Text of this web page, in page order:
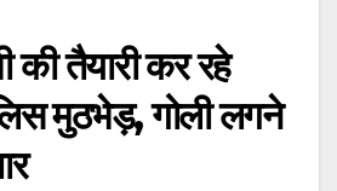
की तैयारी कर रहे
मुठभेड़, गोली लगने